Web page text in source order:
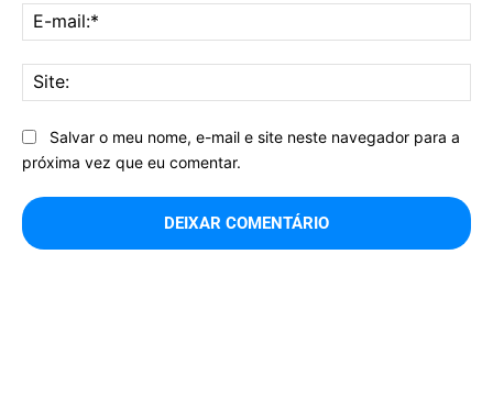
Salvar o meu nome, e-mail e site neste navegador para a
próxima vez que eu comentar.